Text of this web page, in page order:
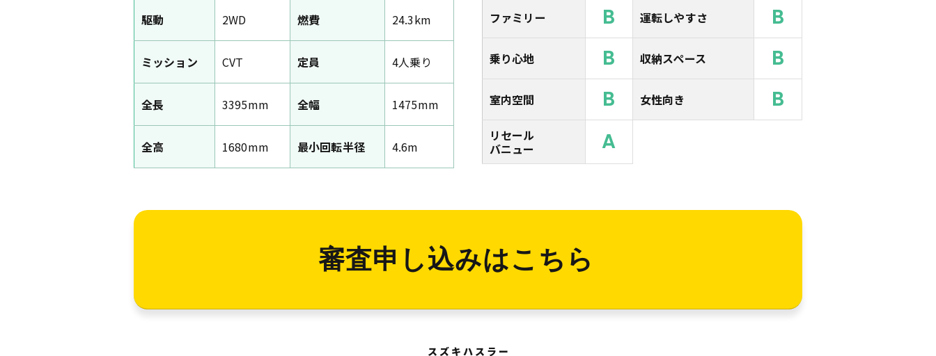
駆動 2WD 燃費 24.3km
ミッション CVT 定員 4人乗り
全長 3395mm 全幅 1475mm
全高 1680mm 最小回転半径 4.6m
ファミリー B 運転しやすさ B
乗り心地 B 収納スペース B
室内空間 B 女性向き B
リセール
バニュー
A
審査申し込みはこちら
スズキハスラー